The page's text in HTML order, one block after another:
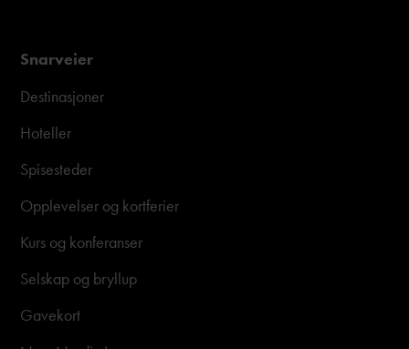
Snarveier
Destinasjoner
Hoteller
Spisesteder
Opplevelser og kortferier
Kurs og konferanser
Selskap og bryllup
Gavekort